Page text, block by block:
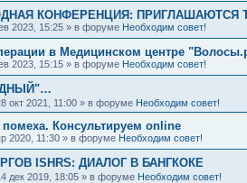
КОНФЕРЕНЦИЯ: ПРИГЛАШАЮТСЯ
2023, 15:25 » в форуме Необходим совет!
в Медицинском центре
2023, 15:15 » в форуме Необходим совет!
окт 2021, 11:00 » в форуме Необходим совет!
Консультируем online
2020, 11:30 » в форуме Необходим совет!
ISHRS: ДИАЛОГ В БАНГКОКЕ
дек 2019, 18:05 » в форуме Необходим совет!